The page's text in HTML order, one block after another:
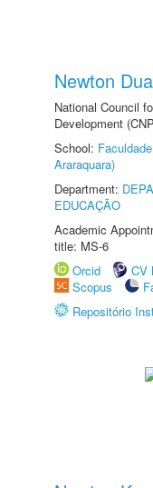
Newton
National Council
Development
School:
Araraquara)
Department:
EDUCAÇÃO
Academic
title: MS-6
Orcid
CV
Scopus
Repositório